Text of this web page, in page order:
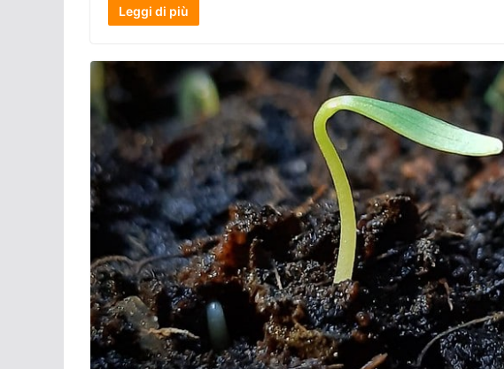
Leggi di più